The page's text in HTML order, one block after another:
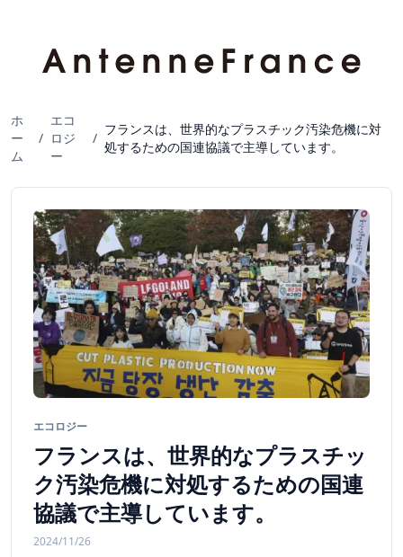
ホ
ー
ム
/
エコ
ロジ
ー
/
フランスは、世界的なプラスチック汚染危機に対
処するための国連協議で主導しています。
エコロジー
フランスは、世界的なプラスチッ
ク汚染危機に対処するための国連
協議で主導しています。
2024/11/26